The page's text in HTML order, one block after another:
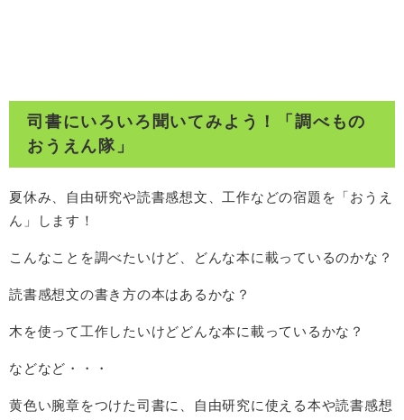
司書にいろいろ聞いてみよう！「調べもの
おうえん隊」
夏休み、自由研究や読書感想文、工作などの宿題を「おうえ
ん」します！
こんなことを調べたいけど、どんな本に載っているのかな？
読書感想文の書き方の本はあるかな？
木を使って工作したいけどどんな本に載っているかな？
などなど・・・
黄色い腕章をつけた司書に、自由研究に使える本や読書感想